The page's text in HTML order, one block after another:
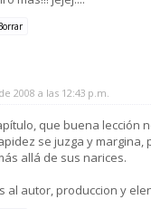
2008 a las 12:43 p.m.
que buena lección
se juzga y margina,
allá de sus narices.
al autor, produccion y